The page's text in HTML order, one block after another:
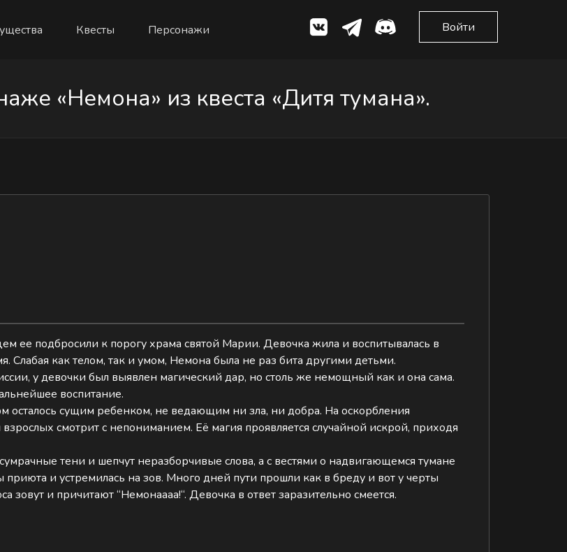
Квесты Персонажи Войти
«Немона» из квеста «Дитя тумана».
ее подбросили к порогу храма святой Марии. Девочка жила и воспитывалась в
как телом, так и умом, Немона была не раз бита другими детьми.
у девочки был выявлен магический дар, но столь же немощный как и она сама.
воспитание.
осталось сущим ребенком, не ведающим ни зла, ни добра. На оскорбления
смотрит с непониманием. Её магия проявляется случайной искрой, приходя
тени и шепчут неразборчивые слова, а с вестями о надвигающемся тумане
приюта и устремилась на зов. Много дней пути прошли как в бреду и вот у черты
зовут и причитают “Немонаааа!“. Девочка в ответ заразительно смеется.